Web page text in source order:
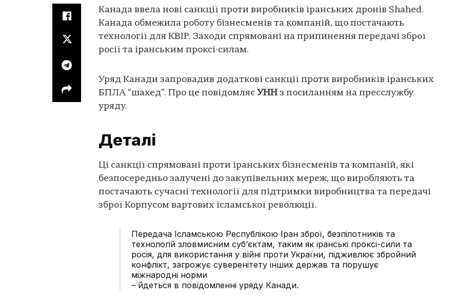
Канада ввела нові санкції проти виробників іранських дронів Shahed.
Канада обмежила роботу бізнесменів та компаній, що постачають
технології для КВІР. Заходи спрямовані на припинення передачі зброї
росії та іранським проксі-силам.
Уряд Канади запровадив додаткові санкції проти виробників іранських
БПЛА “шахед”. Про це повідомляє УНН з посиланням на пресслужбу
уряду.
Деталі
Ці санкції спрямовані проти іранських бізнесменів та компаній, які
безпосередньо залучені до закупівельних мереж, що виробляють та
постачають сучасні технології для підтримки виробництва та передачі
зброї Корпусом вартових ісламської революції.
Передача Ісламською Республікою Іран зброї, безпілотників та
технологій зловмисним суб’єктам, таким як іранські проксі-сили та
росія, для використання у війні проти України, підживлює збройний
конфлікт, загрожує суверенітету інших держав та порушує
міжнародні норми
– йдеться в повідомленні уряду Канади.